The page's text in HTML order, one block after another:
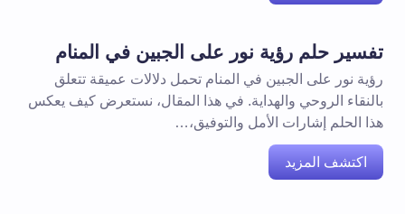
تفسير حلم رؤية نور على الجبين في المنام
رؤية نور على الجبين في المنام تحمل دلالات عميقة تتعلق
بالنقاء الروحي والهداية. في هذا المقال، نستعرض كيف يعكس
هذا الحلم إشارات الأمل والتوفيق،…
اكتشف المزيد